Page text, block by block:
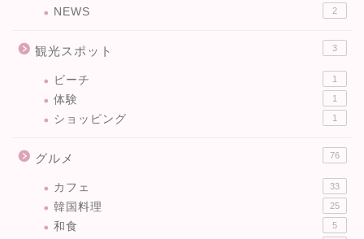
NEWS 2
観光スポット 3
ビーチ 1
体験 1
ショッピング 1
グルメ 76
カフェ 33
韓国料理 25
和食 5